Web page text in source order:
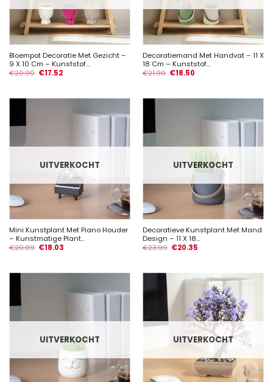
Bloempot Decoratie Met Gezicht –
9 X 10 Cm – Kunststof...
€20.99 €17.52
Decoratiemand Met Handvat – 11 X
18 Cm – Kunststof...
€21.99 €18.50
UITVERKOCHT
Mini Kunstplant Met Piano Houder
– Kunstmatige Plant...
€20.99 €18.03
UITVERKOCHT
Decoratieve Kunstplant Met Mand
Design – 11 X 18...
€23.99 €20.35
UITVERKOCHT UITVERKOCHT